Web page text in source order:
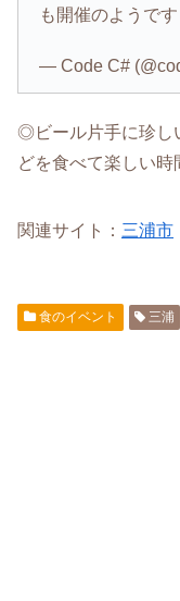
も開催のようです
— Code C#
◎ビール片手に珍し
どを食べて楽しい時
関連サイト： 三浦市
食のイベント 三浦